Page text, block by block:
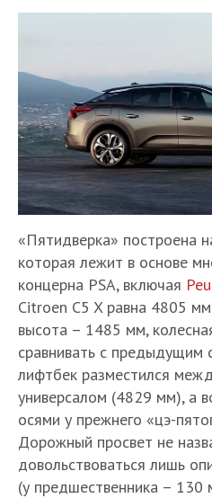
«Пятидверка» построена
которая лежит в основе
концерна PSA, включая
Citroen C5 X равна 4805
высота – 1485 мм,
сравнивать с предыдущим
лифтбек разместился
универсалом (4829 мм), а
осями у прежнего «цэ-
Дорожный просвет не
довольствоваться лишь
(у предшественника –